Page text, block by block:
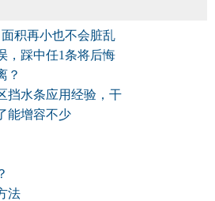
积再小也不会脏乱
，踩中任1条将后悔
？
挡水条应用经验，干
能增容不少
法